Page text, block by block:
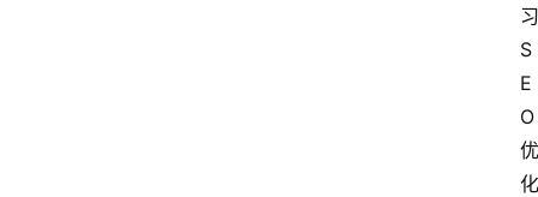
习
S
E
O
优
化